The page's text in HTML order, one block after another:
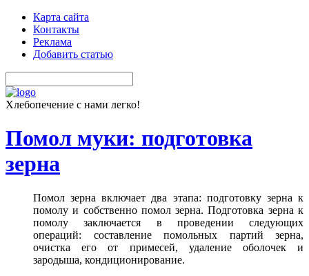
Карта сайта
Контакты
Реклама
Добавить статью
Хлебопечение с нами легко!
Помол муки: подготовка
зерна
Помол зерна включает два этапа: подготовку зерна к
помолу и собственно помол зерна. Подготовка зерна к
помолу заключается в проведении следующих
операций: составление помольных партий зерна,
очистка его от примесей, удаление оболочек и
зародыша, кондиционирование.